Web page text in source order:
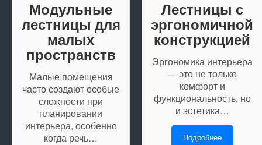
Модульные
лестницы для
малых
пространств
Малые помещения
часто создают особые
сложности при
планировании
интерьера, особенно
когда речь…
Лестницы с
эргономичной
конструкцией
Эргономика интерьера
— это не только
комфорт и
функциональность, но
и эстетика…
Подробнее